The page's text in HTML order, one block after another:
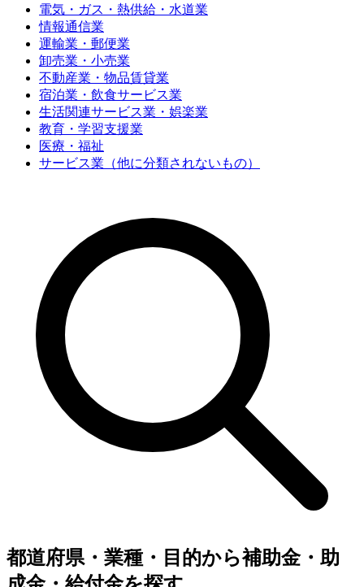
電気・ガス・熱供給・水道業
情報通信業
運輸業・郵便業
卸売業・小売業
不動産業・物品賃貸業
宿泊業・飲食サービス業
生活関連サービス業・娯楽業
教育・学習支援業
医療・福祉
サービス業（他に分類されないもの）
都道府県・業種・目的から補助金・助